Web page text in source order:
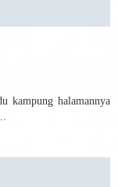
kampung halamannya